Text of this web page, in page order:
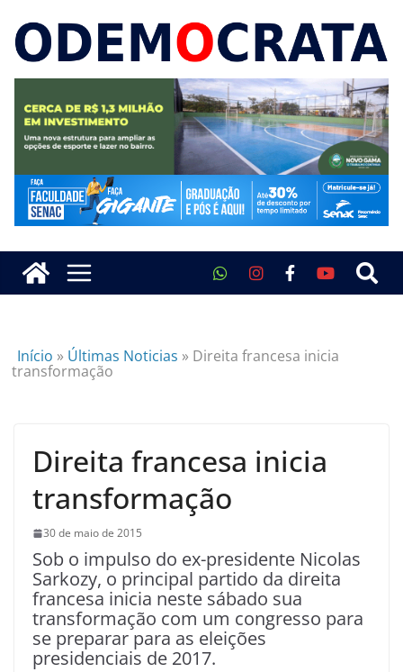
Início » Últimas Noticias » Direita francesa inicia
transformação
Direita francesa inicia
transformação
30 de maio de 2015
Sob o impulso do ex-presidente Nicolas
Sarkozy, o principal partido da direita
francesa inicia neste sábado sua
transformação com um congresso para
se preparar para as eleições
presidenciais de 2017.